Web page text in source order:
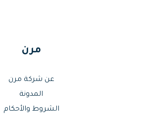
مرن
عن شركة مرن
المدونة
الشروط والأحكام